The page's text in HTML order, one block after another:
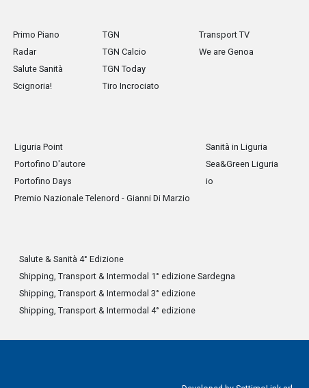
Primo Piano
Radar
Salute Sanità
Scignoria!
TGN
TGN Calcio
TGN Today
Tiro Incrociato
Transport TV
We are Genoa
Liguria Point
Portofino D'autore
Portofino Days
Premio Nazionale Telenord - Gianni Di Marzio
Sanità in Liguria
Sea&Green Liguria
io
Salute & Sanità 4° Edizione
Shipping, Transport & Intermodal 1° edizione Sardegna
Shipping, Transport & Intermodal 3° edizione
Shipping, Transport & Intermodal 4° edizione